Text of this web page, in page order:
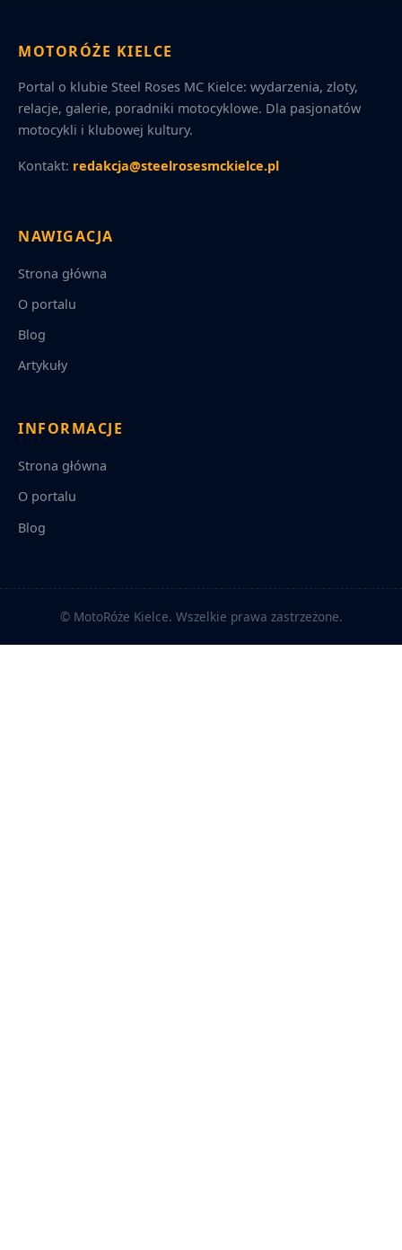
MOTORÓŻE KIELCE
Portal o klubie Steel Roses MC Kielce: wydarzenia, zloty,
relacje, galerie, poradniki motocyklowe. Dla pasjonatów
motocykli i klubowej kultury.
Kontakt: redakcja@steelrosesmckielce.pl
NAWIGACJA
Strona główna
O portalu
Blog
Artykuły
INFORMACJE
Strona główna
O portalu
Blog
© MotoRóże Kielce. Wszelkie prawa zastrzeżone.